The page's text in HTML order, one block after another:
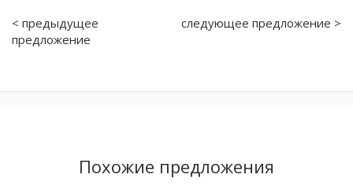
< предыдущее
предложение
следующее предложение >
Похожие предложения